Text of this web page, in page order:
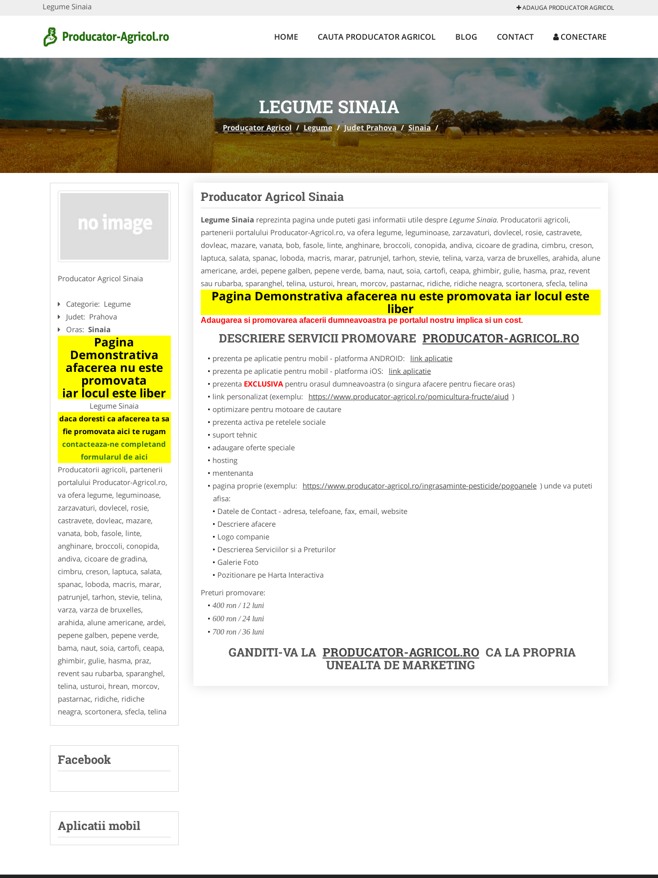
Legume Sinaia ADAUGA PRODUCATOR AGRICOL
HOME CAUTA PRODUCATOR AGRICOL BLOG CONTACT CONECTARE
LEGUME SINAIA
Producator Agricol / Legume / Judet Prahova / Sinaia /
Producator Agricol Sinaia
Categorie: Legume
Judet: Prahova
Oras: Sinaia
Pagina
Demonstrativa
afacerea nu este
promovata
iar locul este liber
Legume Sinaia
daca doresti ca afacerea ta sa
fie promovata aici te rugam
contacteaza-ne completand
formularul de aici
Producatorii agricoli, partenerii
portalului Producator-Agricol.ro,
va ofera legume, leguminoase,
zarzavaturi, dovlecel, rosie,
castravete, dovleac, mazare,
vanata, bob, fasole, linte,
anghinare, broccoli, conopida,
andiva, cicoare de gradina,
cimbru, creson, laptuca, salata,
spanac, loboda, macris, marar,
patrunjel, tarhon, stevie, telina,
varza, varza de bruxelles,
arahida, alune americane, ardei,
pepene galben, pepene verde,
bama, naut, soia, cartofi, ceapa,
ghimbir, gulie, hasma, praz,
revent sau rubarba, sparanghel,
telina, usturoi, hrean, morcov,
pastarnac, ridiche, ridiche
neagra, scortonera, sfecla, telina
Facebook
Aplicatii mobil
Producator Agricol Sinaia
Legume Sinaia reprezinta pagina unde puteti gasi informatii utile despre Legume Sinaia. Producatorii agricoli,
partenerii portalului Producator-Agricol.ro, va ofera legume, leguminoase, zarzavaturi, dovlecel, rosie, castravete,
dovleac, mazare, vanata, bob, fasole, linte, anghinare, broccoli, conopida, andiva, cicoare de gradina, cimbru, creson,
laptuca, salata, spanac, loboda, macris, marar, patrunjel, tarhon, stevie, telina, varza, varza de bruxelles, arahida, alune
americane, ardei, pepene galben, pepene verde, bama, naut, soia, cartofi, ceapa, ghimbir, gulie, hasma, praz, revent
sau rubarba, sparanghel, telina, usturoi, hrean, morcov, pastarnac, ridiche, ridiche neagra, scortonera, sfecla, telina
Pagina Demonstrativa afacerea nu este promovata iar locul este
liber
Adaugarea si promovarea afacerii dumneavoastra pe portalul nostru implica si un cost.
DESCRIERE SERVICII PROMOVARE PRODUCATOR-AGRICOL.RO
prezenta pe aplicatie pentru mobil - platforma ANDROID:
link aplicatie
prezenta pe aplicatie pentru mobil - platforma iOS:
link aplicatie
prezenta EXCLUSIVApentru orasul dumneavoastra (o singura afacere pentru fiecare oras)
link personalizat (exemplu:
https://www.producator-agricol.ro/pomicultura-fructe/aiud )
optimizare pentru motoare de cautare
prezenta activa pe retelele sociale
suport tehnic
adaugare oferte speciale
hosting
mentenanta
pagina proprie (exemplu:
https://www.producator-agricol.ro/ingrasaminte-pesticide/pogoanele ) unde va puteti
afisa:
Datele de Contact - adresa, telefoane, fax, email, website
Descriere afacere
Logo companie
Descrierea Serviciilor si a Preturilor
Galerie Foto
Pozitionare pe Harta Interactiva
Preturi promovare:
400 ron / 12 luni
600 ron / 24 luni
700 ron / 36 luni
GANDITI-VA LA PRODUCATOR-AGRICOL.RO CA LA PROPRIA
UNEALTA DE MARKETING